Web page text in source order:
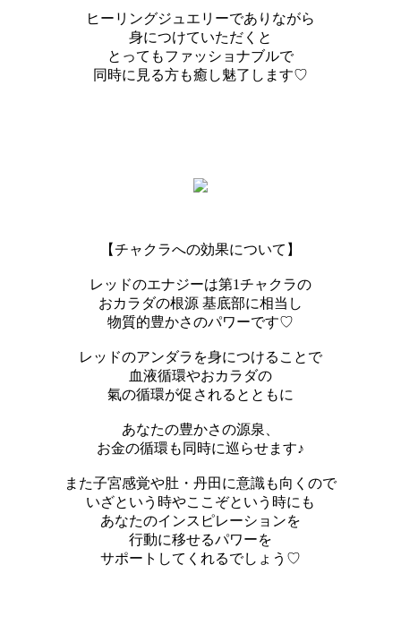
ヒーリングジュエリーでありながら
身につけていただくと
とってもファッショナブルで
同時に見る方も癒し魅了します♡
【チャクラへの効果について】
レッドのエナジーは第1チャクラの
おカラダの根源 基底部に相当し
物質的豊かさのパワーです♡
レッドのアンダラを身につけることで
血液循環やおカラダの
氣の循環が促されるとともに
あなたの豊かさの源泉、
お金の循環も同時に巡らせます♪
また子宮感覚や肚・丹田に意識も向くので
いざという時やここぞという時にも
あなたのインスピレーションを
行動に移せるパワーを
サポートしてくれるでしょう♡